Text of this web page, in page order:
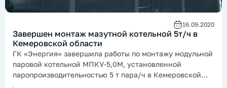
16.09.2020
Завершен монтаж мазутной котельной 5т/ч в
Кемеровской области
ГК «Энергия» завершила работы по монтажу модульной
паровой котельной МПКУ-5,0М, установленной
паропроизводительностью 5 т пара/ч в Кемеровской